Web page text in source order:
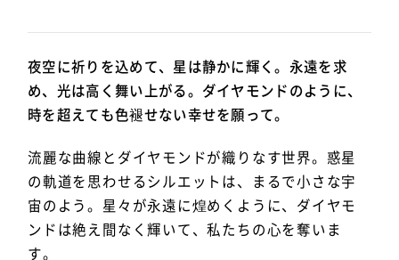
夜空に祈りを込めて、星は静かに輝く。永遠を求
め、光は高く舞い上がる。ダイヤモンドのように、
時を超えても色褪せない幸せを願って。
流麗な曲線とダイヤモンドが織りなす世界。惑星
の軌道を思わせるシルエットは、まるで小さな宇
宙のよう。星々が永遠に煌めくように、ダイヤモ
ンドは絶え間なく輝いて、私たちの心を奪いま
す。